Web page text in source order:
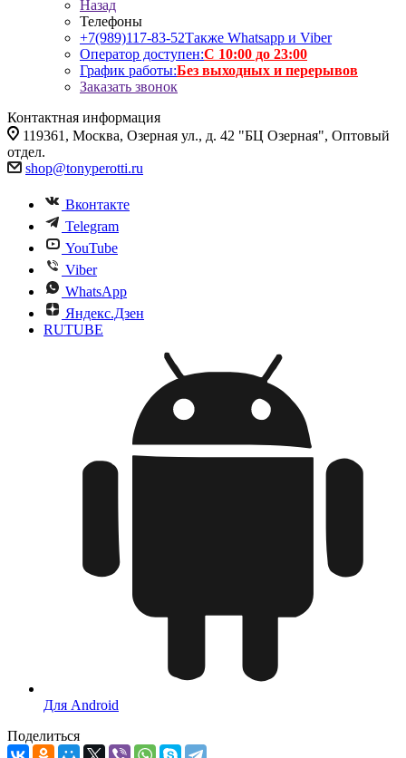
Назад
Телефоны
+7(989)117-83-52Также Whatsapp и Viber
Оператор доступен:С 10:00 до 23:00
График работы:Без выходных и перерывов
Заказать звонок
Контактная информация
119361, Москва, Озерная ул., д. 42 "БЦ Озерная", Оптовый
отдел.
shop@tonyperotti.ru
Вконтакте
Telegram
YouTube
Viber
WhatsApp
Яндекс.Дзен
RUTUBE
Для Android
Поделиться